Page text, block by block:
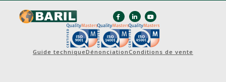
Guide techniqueDénonciationConditions de vente